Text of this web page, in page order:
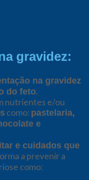
gravidez:
na gravidez
do feto.
nutrientes e/ou
como: pastelaria,
e
e cuidados que
a prevenir a
como: